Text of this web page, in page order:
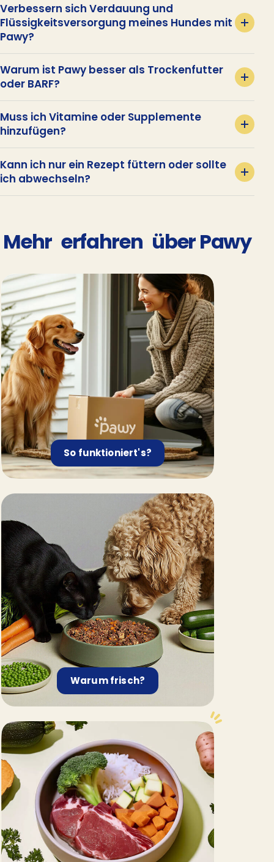
Verbessern sich Verdauung und
Flüssigkeitsversorgung meines Hundes mit
Pawy?
Warum ist Pawy besser als Trockenfutter
oder BARF?
Muss ich Vitamine oder Supplemente
hinzufügen?
Kann ich nur ein Rezept füttern oder sollte
ich abwechseln?
Mehr erfahren über Pawy
So funktioniert's?
Warum frisch?